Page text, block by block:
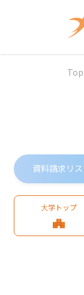
Top
資料請求リ
大学トップ